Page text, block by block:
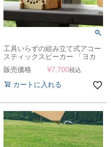
工具いらずの組み立て式アコー
スティックスピーカー 「ヨカ
（YOKA） パネルファニチャー
シリーズ PANEL ACOUSTIC
SPEAKER パネルアコースティ
ックスピーカー」
販売価格 ¥7,700税込
カートに入れる